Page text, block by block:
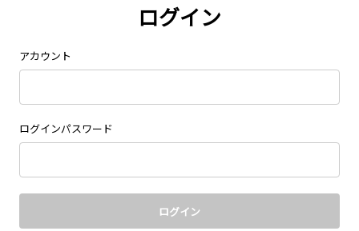
ログイン
アカウント
ログインパスワード
ログイン